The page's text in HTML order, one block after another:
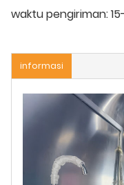
waktu pengiriman:
informasi